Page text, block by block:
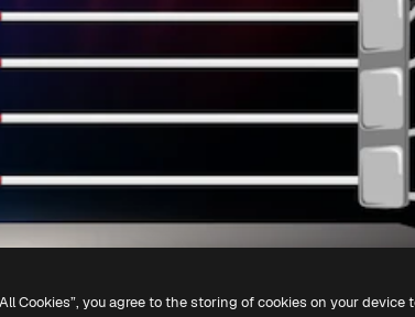
Cookies”, you agree to the storing of cookies on your device